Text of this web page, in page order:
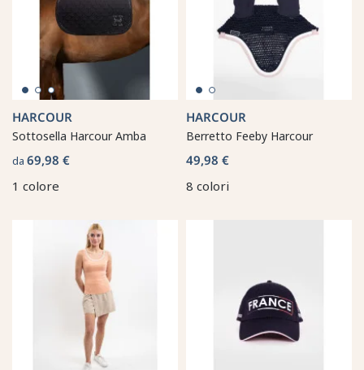
HARCOUR
Sottosella Harcour Amba
da 69,98 €
1 colore
HARCOUR
Berretto Feeby Harcour
49,98 €
8 colori